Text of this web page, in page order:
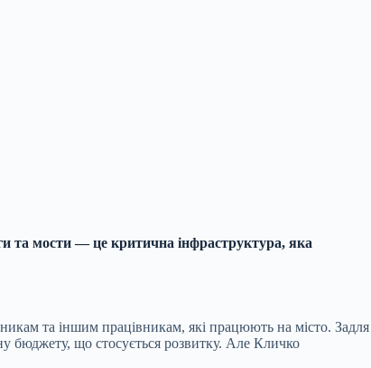
та мости — це критична інфраструктура, яка
та іншим працівникам, які працюють на місто. Задля
бюджету, що стосується розвитку. Але Кличко